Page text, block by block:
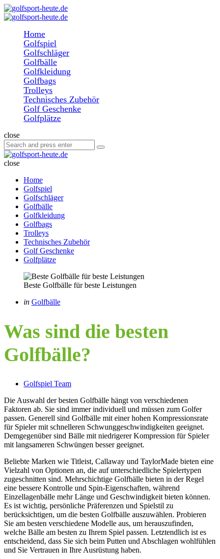
Menu
Search
golfsport-
Home
Golfspiel
Golfschläger
Golfbälle
Golfkleidung
Golfbags
Trolleys
Technisches Zubehör
Golf Geschenke
Golfplätze
Search
close
Search
for:
Search
golfsport-
close
Home
Golfspiel
Golfschläger
Golfbälle
Golfkleidung
Golfbags
Trolleys
Technisches Zubehör
Golf Geschenke
Golfplätze
Beste Golfbälle für beste Leistungen
Categories
Posted
in Golfbälle
Was sind die besten
Golfbälle?
Posted
Golfspiel Team
Die Auswahl der besten Golfbälle hängt von verschiedenen
Faktoren ab. Sie sind immer individuell und müssen zum Golfer
passen. Generell sind Golfbälle mit einer hohen Kompressionsrate
für Spieler mit schnelleren Schwunggeschwindigkeiten geeignet.
Demgegenüber sind Bälle mit niedrigerer Kompression für Spieler
mit langsameren Schwüngen besser geeignet.
Beliebte Marken wie Titleist, Callaway und TaylorMade bieten eine
Vielzahl von Optionen an, die auf unterschiedliche Spielertypen
zugeschnitten sind. Mehrschichtige Golfbälle bieten in der Regel
eine bessere Kontrolle und Spin-Eigenschaften, während
Einzellagenbälle mehr Länge und Geschwindigkeit bieten können.
Es ist wichtig, persönliche Präferenzen und Spielstil zu
berücksichtigen, um die besten Golfbälle auszuwählen. Probieren
Sie am besten verschiedene Modelle aus, um herauszufinden,
welche Bälle am besten zu Ihrem Spiel passen. Letztendlich ist es
entscheidend, dass Sie sich beim Putten und Abschlagen wohlfühlen
und Sie Vertrauen in Ihre Ausrüstung haben.